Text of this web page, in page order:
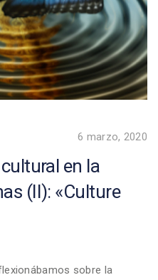
6 marzo, 2020
en la
(II): «Culture
sobre la